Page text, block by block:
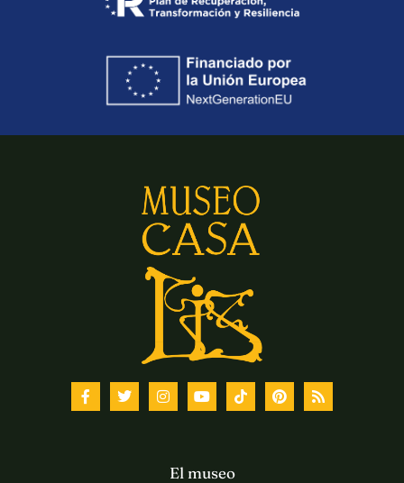
El museo